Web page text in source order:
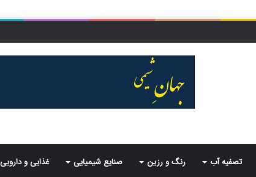
تصفیه آب رنگ و رزین صنایع شیمیایی غذایی و دارویی